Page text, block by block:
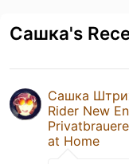
Сашка's
Сашка
Rider New
at Home